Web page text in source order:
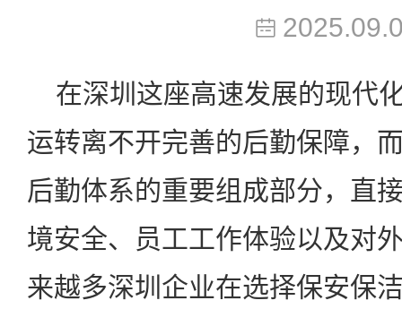
在深圳这座高速发展的现代
运转离不开完善的后勤保障，
后勤体系的重要组成部分，直
境安全、员工工作体验以及对
来越多深圳企业在选择保安保